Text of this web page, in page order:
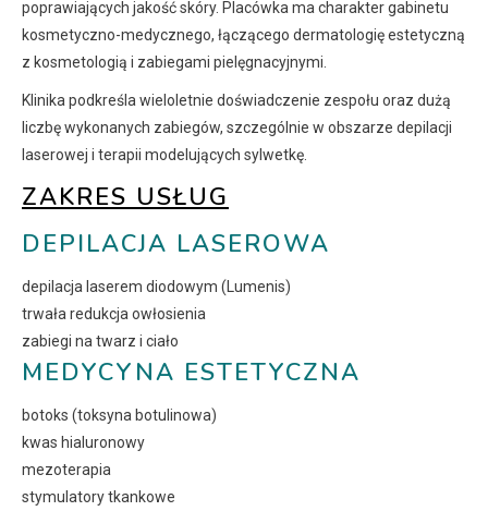
poprawiających jakość skóry. Placówka ma charakter gabinetu
kosmetyczno-medycznego, łączącego dermatologię estetyczną
z kosmetologią i zabiegami pielęgnacyjnymi.
Klinika podkreśla wieloletnie doświadczenie zespołu oraz dużą
liczbę wykonanych zabiegów, szczególnie w obszarze depilacji
laserowej i terapii modelujących sylwetkę.
ZAKRES USŁUG
DEPILACJA LASEROWA
depilacja laserem diodowym (Lumenis)
trwała redukcja owłosienia
zabiegi na twarz i ciało
MEDYCYNA ESTETYCZNA
botoks (toksyna botulinowa)
kwas hialuronowy
mezoterapia
stymulatory tkankowe